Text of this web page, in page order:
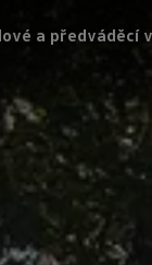
a předváděcí